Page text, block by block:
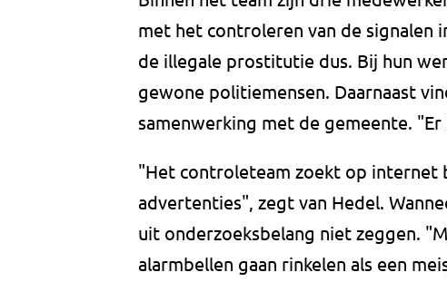
met het controleren van de
de illegale prostitutie dus. Bij hun
gewone politiemensen. Daarnaast
samenwerking met de gemeente.
"Het controleteam zoekt op internet
advertenties", zegt van Hedel.
uit onderzoeksbelang niet zeggen.
alarmbellen gaan rinkelen als een